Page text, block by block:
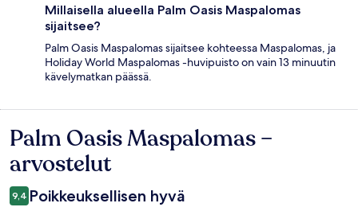
Millaisella alueella Palm Oasis Maspalomas
sijaitsee?
Palm Oasis Maspalomas sijaitsee kohteessa Maspalomas, ja
Holiday World Maspalomas -huvipuisto on vain 13 minuutin
kävelymatkan päässä.
Arvostelut
Palm Oasis Maspalomas –
arvostelut
9,4 Poikkeuksellisen hyvä